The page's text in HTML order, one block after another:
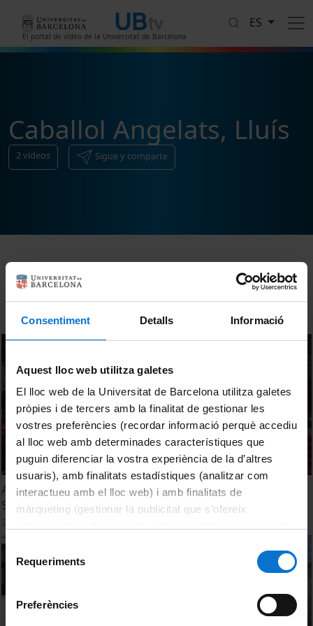
Consentiment Detalls Informació
Aquest lloc web utilitza galetes
El lloc web de la Universitat de Barcelona utilitza galetes
pròpies i de tercers amb la finalitat de gestionar les
vostres preferències (recordar informació perquè accediu
al lloc web amb determinades característiques que
puguin diferenciar la vostra experiència de la d’altres
usuaris), amb finalitats estadístiques (analitzar com
interactueu amb el lloc web) i amb finalitats de
màrqueting (gestionar la publicitat que s’ofereix
consultar laPolítica de galetes del lloc web de la
Selecció
Requeriments
Preferències
El portal de vídeo de la Universitat de Barcelona
ES
Caballol Angelats, Lluís
2vídeos Sigue y comparte
Ordenar
Acte de Graduació. Grau de Dret. Promoció 2020-2021.
Sessió 25 de Novembre